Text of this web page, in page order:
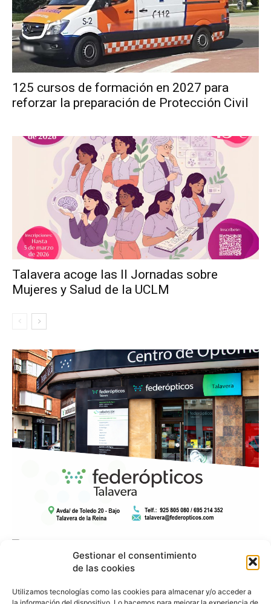
Gestionar el consentimiento
de las cookies
Utilizamos tecnologías como las cookies para almacenar y/o acceder a
125 cursos de formación en 2027 para
reforzar la preparación de Protección Civil
Talavera acoge las II Jornadas sobre
Mujeres y Salud de la UCLM